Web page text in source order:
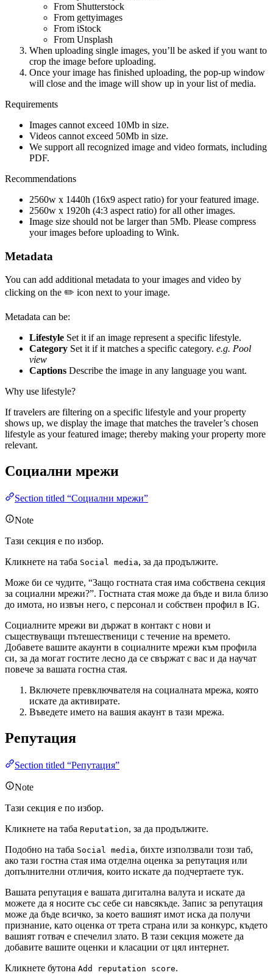
From Shutterstock
From gettyimages
From iStock
From Unsplash
When uploading single images, you’ll be asked if you want to
crop the image before uploading.
Once your image has finished uploading, the pop-up window
will close and the image will show up in your list of media.
Requirements
Images cannot exceed 10Mb in size.
Videos cannot exceed 50Mb in size.
We support all recognized image and video formats, including
PDF.
Recommendations
2560w x 1440h (16x9 aspect ratio) for your featured image.
2560w x 1920h (4:3 aspect ratio) for all other images.
Image size should not be larger than 5Mb. Please compress
your images before uploading to Wink.
Metadata
You can add additional metadata to your images and video by
clicking on the ✏️ icon next to your image.
Metadata can be:
Lifestyle Set it if an image represent a specific lifestyle.
Category Set it if it matches a specific category. e.g. Pool
view
Captions Describe the image in any language you want.
Why use lifestyle?
If travelers are filtering on a specific lifestyle and your property
shows up, we display the image that matches the traveler’s chosen
lifestyle as your featured image; thereby making your property more
relevant.
Социални мрежи
Section titled “Социални мрежи”
Note
Тази секция е по избор.
Кликнете на таба Social media, за да продължите.
Може би се чудите, “Защо гостната стая има собствена секция
за социални мрежи?”. Гостната стая може да бъде и вила близо
до имота, но извън него, с персонал и собствен профил в IG.
Социалните мрежи ви държат в контакт с нови и
съществуващи пътешественици с течение на времето.
Добавете вашите акаунти в социалните мрежи към профила
си, за да могат гостите лесно да се свържат с вас и да научат
повече за вашата гостна стая.
Включете превключвателя на социалната мрежа, която
искате да активирате.
Въведете името на вашия акаунт в тази мрежа.
Репутация
Section titled “Репутация”
Note
Тази секция е по избор.
Кликнете на таба Reputation, за да продължите.
Подобно на таба Social media, бихте използвали този таб,
ако тази гостна стая има отделна оценка за репутация или
допълнителни отличия, които искате да подчертаете тук.
Вашата репутация е вашата дигитална валута и искате да
можете да я носите със себе си навсякъде. Запис за репутация
може да бъде всичко, за което вашият имот иска да получи
признание, като оценка от трета страна или за конкурс, където
вашият готвач е спечелил злато. В тази секция можете да
добавите вашите оценки и класации от цял интернет.
Кликнете бутона Add reputation score.